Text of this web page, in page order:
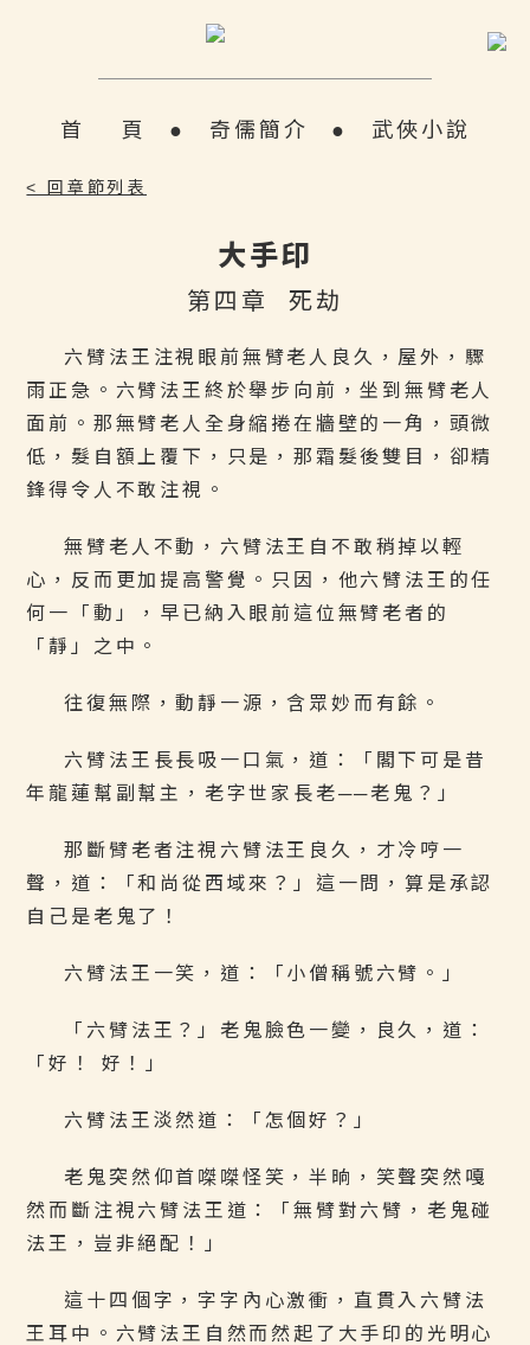
首 頁 ● 奇儒簡介 ● 武俠小說
< 回章節列表
大手印
第四章 死劫
六臂法王注視眼前無臂老人良久，屋外，驟
雨正急。六臂法王終於舉步向前，坐到無臂老人
面前。那無臂老人全身縮捲在牆壁的一角，頭微
低，髮自額上覆下，只是，那霜髮後雙目，卻精
鋒得令人不敢注視。
無臂老人不動，六臂法王自不敢稍掉以輕
心，反而更加提高警覺。只因，他六臂法王的任
何一「動」，早已納入眼前這位無臂老者的
「靜」之中。
往復無際，動靜一源，含眾妙而有餘。
六臂法王長長吸一口氣，道：「閣下可是昔
年龍蓮幫副幫主，老字世家長老──老鬼？」
那斷臂老者注視六臂法王良久，才冷哼一
聲，道：「和尚從西域來？」這一問，算是承認
自己是老鬼了！
六臂法王一笑，道：「小僧稱號六臂。」
「六臂法王？」老鬼臉色一變，良久，道：
「好！ 好！」
六臂法王淡然道：「怎個好？」
老鬼突然仰首𠹳𠹳怪笑，半晌，笑聲突然嘎
然而斷注視六臂法王道：「無臂對六臂，老鬼碰
法王，豈非絕配！」
這十四個字，字字內心激衝，直貫入六臂法
王耳中。六臂法王自然而然起了大手印的光明心